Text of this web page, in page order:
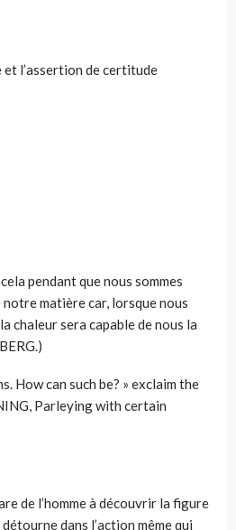
et l’assertion de certitude
pendant que nous sommes
notre matière car, lorsque nous
chaleur sera capable de nous la
How can such be? » exclaim the
Parleying with certain
de l’homme à découvrir la figure
détourne dans l’action même qui